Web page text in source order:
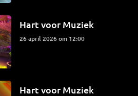
Hart voor Muziek
26 april 2026 om 12:00
Hart voor Muziek